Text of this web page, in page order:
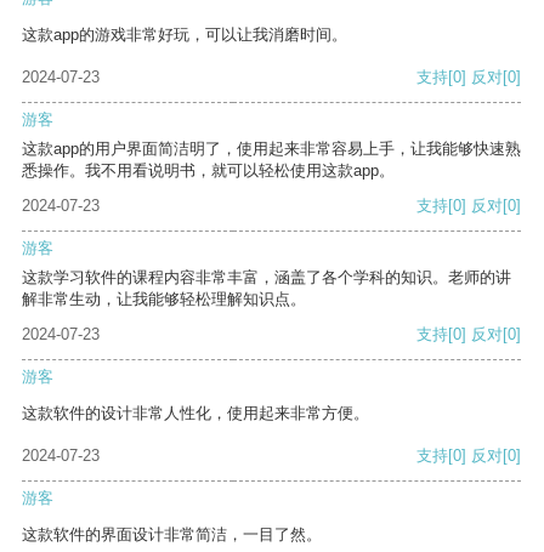
这款app的游戏非常好玩，可以让我消磨时间。
2024-07-23 支持[0] 反对[0]
游客
这款app的用户界面简洁明了，使用起来非常容易上手，让我能够快速熟
悉操作。我不用看说明书，就可以轻松使用这款app。
2024-07-23
支持[0] 反对[0]
游客
这款学习软件的课程内容非常丰富，涵盖了各个学科的知识。老师的讲
解非常生动，让我能够轻松理解知识点。
2024-07-23
支持[0] 反对[0]
游客
这款软件的设计非常人性化，使用起来非常方便。
2024-07-23 支持[0] 反对[0]
游客
这款软件的界面设计非常简洁，一目了然。